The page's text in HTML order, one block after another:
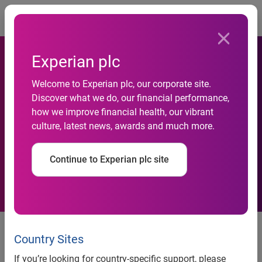
Experian plc
Welcome to Experian plc, our corporate site.
Discover what we do, our financial performance,
how we improve financial health, our vibrant
culture, latest news, awards and much more.
Continue to Experian plc site
Country Sites
If you’re looking for country-specific support, please
Demanda do consumidor por
crédito bate recorde em
novembro, aponta Serasa
Experian
Consumidores de baixa renda
impulsionaram a demanda por